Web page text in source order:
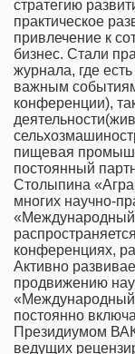
стратегию
практическое
привлечение к
бизнес. Стали
журнала, где
важным
конференции),
пищевая
постоянный
Столыпина
многих научно-
«Международный
конференциях,
Активно
продвижению
«Международный
постоянно
Президиумом
ведущих